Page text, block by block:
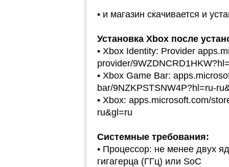
• и магазин скачивается и
Установка Xbox после
• Xbox Identity: Provider
provider/
• Xbox Game Bar:
bar/9NZKPSTSNW4P?hl=ru-
• Xbox: apps.microsoft.com/
ru&gl=ru
Системные требования:
• Процессор: не менее двух
гигагерца (ГГц) или SoC